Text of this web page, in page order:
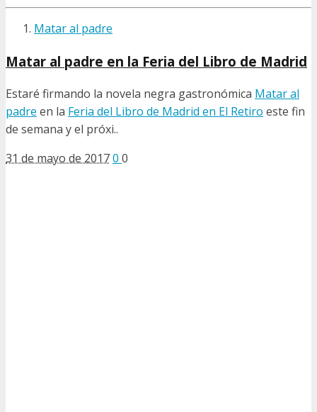
Matar al padre
Matar al padre en la Feria del Libro de Madrid
Estaré firmando la novela negra gastronómica Matar al
padre en la Feria del Libro de Madrid en El Retiro este fin
de semana y el próxi..
31 de mayo de 20170 0